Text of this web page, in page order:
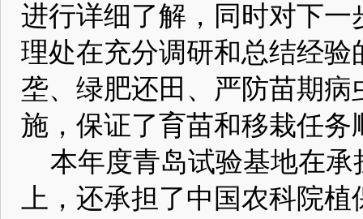
进行详细了解，同时对下
理处在充分调研和总结经
垄、绿肥还田、严防苗期
施，保证了育苗和移栽任务
本年度青岛试验基地在承
上，还承担了中国农科院